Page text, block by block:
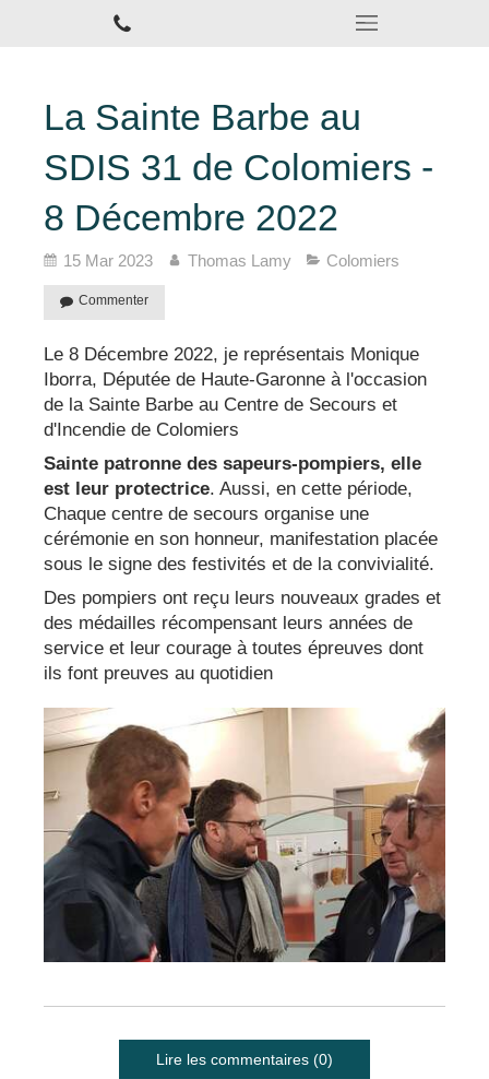
La Sainte Barbe au
SDIS 31 de Colomiers -
8 Décembre 2022
15 Mar 2023 Thomas Lamy Colomiers
Commenter
Le 8 Décembre 2022, je représentais Monique
Iborra, Députée de Haute-Garonne à l'occasion
de la Sainte Barbe au Centre de Secours et
d'Incendie de Colomiers
Sainte patronne des sapeurs-pompiers, elle
est leur protectrice. Aussi, en cette période,
Chaque centre de secours organise une
cérémonie en son honneur, manifestation placée
sous le signe des festivités et de la convivialité.
Des pompiers ont reçu leurs nouveaux grades et
des médailles récompensant leurs années de
service et leur courage à toutes épreuves dont
ils font preuves au quotidien
Lire les commentaires (0)